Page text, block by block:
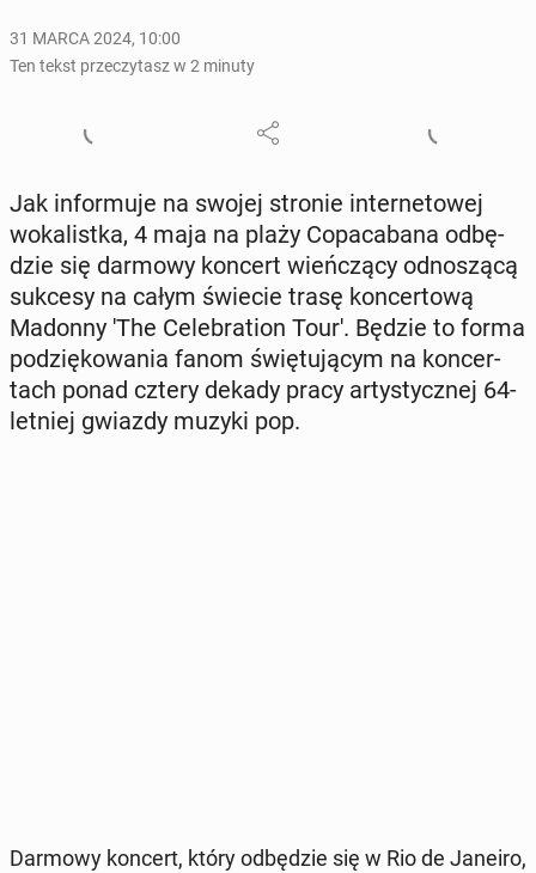
31 MARCA 2024, 10:00
Ten tekst przeczytasz w 2 minuty
Jak in­for­mu­je na swojej stronie in­ter­ne­to­wej
wo­ka­list­ka, 4 maja na plaży Co­pa­ca­ba­na od­bę­
dzie się darmowy koncert wień­czą­cy od­no­szą­cą
sukcesy na całym świecie trasę kon­cer­to­wą
Madonny 'The Ce­le­bra­tion Tour'. Będzie to forma
po­dzię­ko­wa­nia fanom świę­tu­ją­cym na kon­cer­
tach ponad cztery dekady pracy ar­ty­stycz­nej 64-
letniej gwiazdy muzyki pop.
Darmowy koncert, który od­bę­dzie się w Rio de Janeiro,